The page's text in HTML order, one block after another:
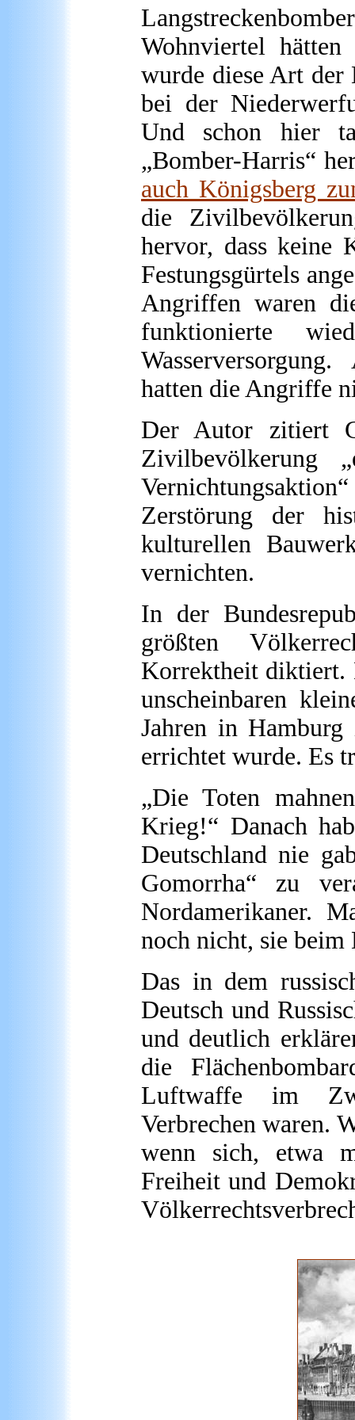
Wohnviertel
wurde diese Art
bei der
Und schon hier
„Bomber-Harris“
auch Königsberg
die
hervor, dass keine
Festungsgürtels
Angriffen waren
funktionierte
hatten die Angriffe
Der Autor zitiert
Zivilbevölkerung
Zerstörung der
kulturellen
vernichten.
In der
größten
Korrektheit diktiert.
unscheinbaren
Jahren in
errichtet wurde. Es
„Die Toten
Krieg!“ Danach
Deutschland nie
Gomorrha“ zu
Nordamerikaner.
noch nicht, sie beim
Das in dem
Deutsch und
und deutlich
die
Luftwaffe im
Verbrechen waren.
wenn sich, etwa
Freiheit und